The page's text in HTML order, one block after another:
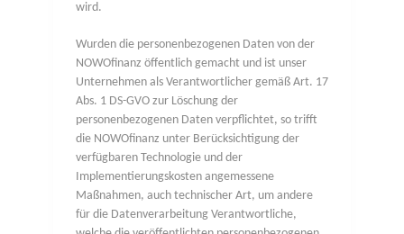
wird.
Wurden die personenbezogenen Daten von der
NOWOfinanz öffentlich gemacht und ist unser
Unternehmen als Verantwortlicher gemäß Art. 17
Abs. 1 DS-GVO zur Löschung der
personenbezogenen Daten verpflichtet, so trifft
die NOWOfinanz unter Berücksichtigung der
verfügbaren Technologie und der
Implementierungskosten angemessene
Maßnahmen, auch technischer Art, um andere
für die Datenverarbeitung Verantwortliche,